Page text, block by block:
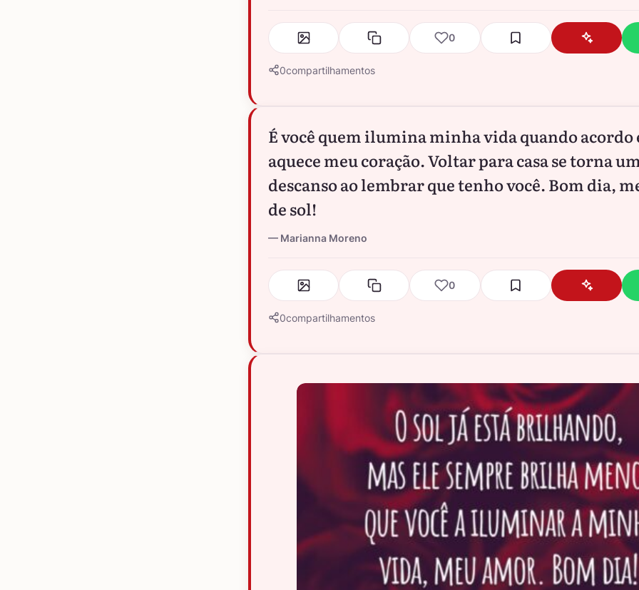
0
0compartilhamentos
É você quem ilumina minha vida quando acordo
aquece meu coração. Voltar para casa se torna
descanso ao lembrar que tenho você. Bom dia,
de sol!
Marianna Moreno
0
0compartilhamentos